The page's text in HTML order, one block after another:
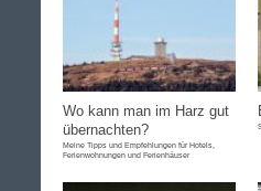
Wo kann man im Harz gut
übernachten?
Meine Tipps und Empfehlungen für Hotels,
Ferienwohnungen und Ferienhäuser